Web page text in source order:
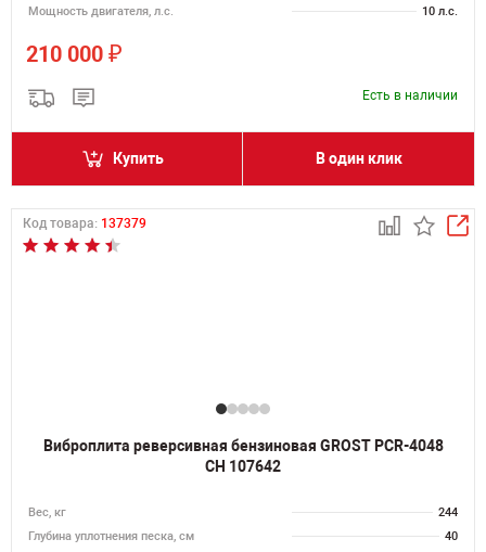
Мощность двигателя, л.с.
10 л.с.
210 000 ₽
Есть в наличии
Купить В один клик
Код товара: 137379
Виброплита реверсивная бензиновая GROST PCR-4048
CH 107642
Вес, кг
244
Глубина уплотнения песка, см
40